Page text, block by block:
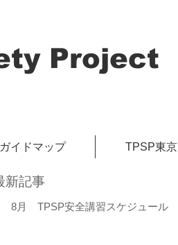
Project
イドマップ TPSP東京
新記事
8月 TPSP安全講習スケジュール